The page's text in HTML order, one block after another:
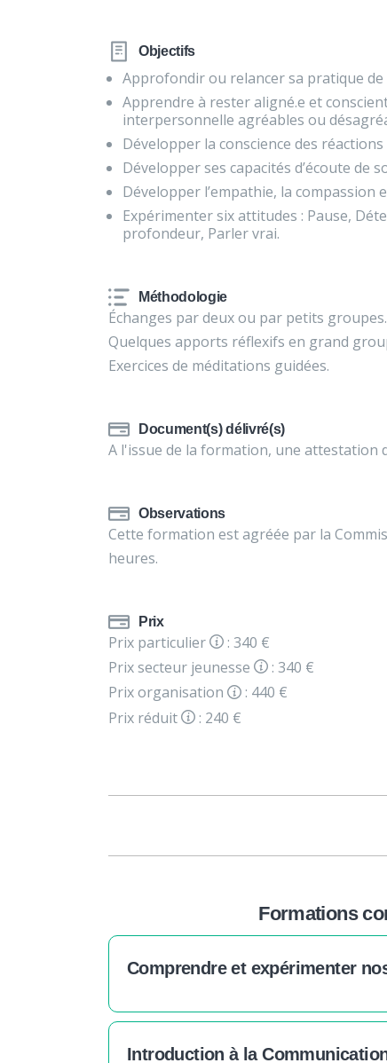
Objectifs
Approfondir ou relancer sa pratique de
Apprendre à rester aligné.e et
interpersonnelle agréables ou
Développer la conscience des
Développer ses capacités d’écoute de
Développer l’empathie, la
Expérimenter six attitudes : Pause,
profondeur, Parler vrai.
Méthodologie
Échanges par deux ou par petits groupes.
Quelques apports réflexifs en grand
Exercices de méditations guidées.
Document(s) délivré(s)
A l'issue de la formation, une attestation
Observations
Cette formation est agréée par la
heures.
Prix
Prix particulier
: 340 €
Prix secteur jeunesse
: 340 €
Prix organisation
: 440 €
Prix réduit
: 240 €
Formations
Comprendre et expérimenter
Introduction à la